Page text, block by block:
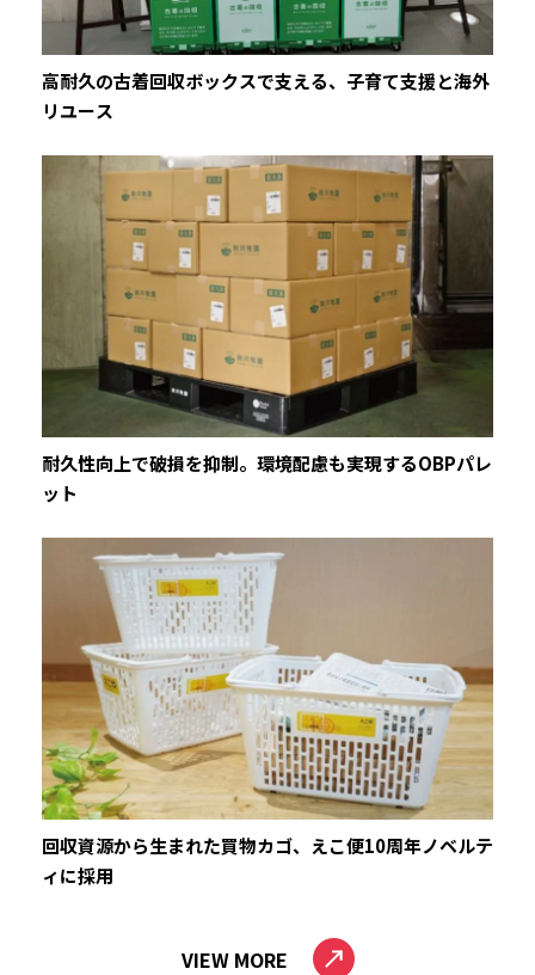
高耐久の古着回収ボックスで支える、子育て支援と海外
リユース
耐久性向上で破損を抑制。環境配慮も実現するOBPパレ
ット
回収資源から生まれた買物カゴ、えこ便10周年ノベルテ
ィに採用
VIEW MORE